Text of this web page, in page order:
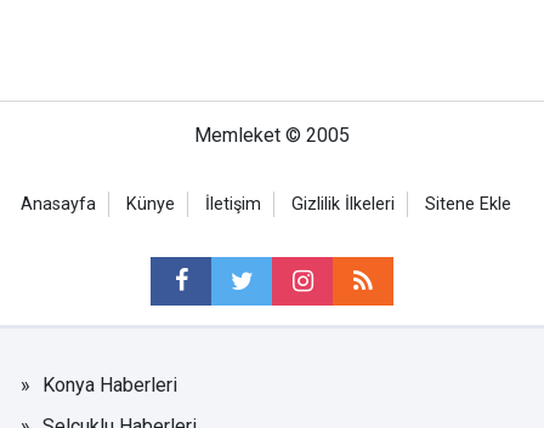
Memleket © 2005
Anasayfa Künye İletişim Gizlilik İlkeleri Sitene Ekle
Konya Haberleri